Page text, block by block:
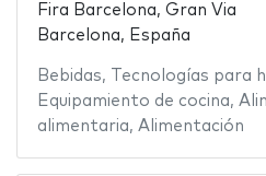
Fira Barcelona, Gran Via
Barcelona, España
Bebidas, Tecnologías para
Equipamiento de cocina,
alimentaria, Alimentación